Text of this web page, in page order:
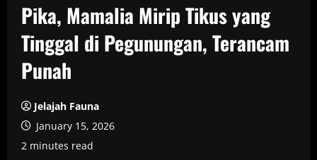
Pika, Mamalia Mirip Tikus yang
Tinggal di Pegunungan, Terancam
Punah
Jelajah Fauna
January 15, 2026
2 minutes read